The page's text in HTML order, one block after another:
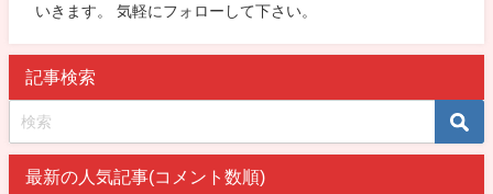
いきます。 気軽にフォローして下さい。
記事検索
最新の人気記事(コメント数順)